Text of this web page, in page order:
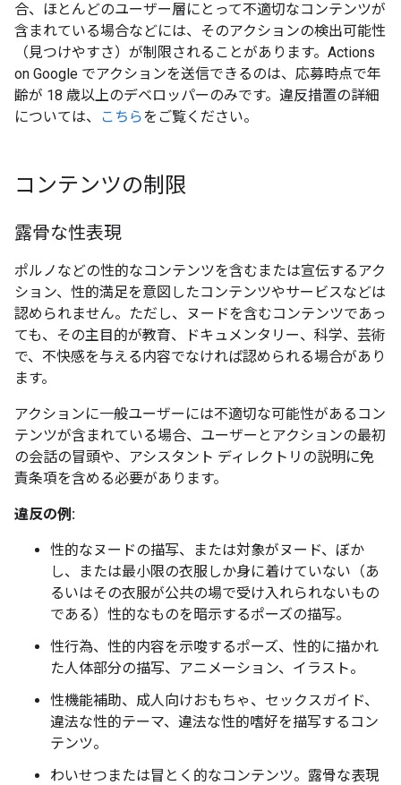
合、ほとんどのユーザー層にとって不適切なコンテンツが
含まれている場合などには、そのアクションの検出可能性
（見つけやすさ）が制限されることがあります。Actions
on Google でアクションを送信できるのは、応募時点で年
齢が 18 歳以上のデベロッパーのみです。違反措置の詳細
については、
こちらをご覧ください。
コンテンツの制限
露骨な性表現
ポルノなどの性的なコンテンツを含むまたは宣伝するアク
ション、性的満足を意図したコンテンツやサービスなどは
認められません。ただし、ヌードを含むコンテンツであっ
ても、その主目的が教育、ドキュメンタリー、科学、芸術
で、不快感を与える内容でなければ認められる場合があり
ます。
アクションに一般ユーザーには不適切な可能性があるコン
テンツが含まれている場合、ユーザーとアクションの最初
の会話の冒頭や、アシスタント ディレクトリの説明に免
責条項を含める必要があります。
違反の例:
性的なヌードの描写、または対象がヌード、ぼか
し、または最小限の衣服しか身に着けていない（あ
るいはその衣服が公共の場で受け入れられないもの
である）性的なものを暗示するポーズの描写。
性行為、性的内容を示唆するポーズ、性的に描かれ
た人体部分の描写、アニメーション、イラスト。
性機能補助、成人向けおもちゃ、セックスガイド、
違法な性的テーマ、違法な性的嗜好を描写するコン
テンツ。
わいせつまたは冒とく的なコンテンツ。露骨な表現